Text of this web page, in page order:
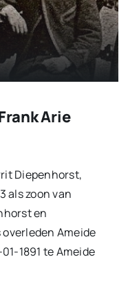
Arie
Diepenhorst,
als zoon van
en
Ameide
1891 te Ameide